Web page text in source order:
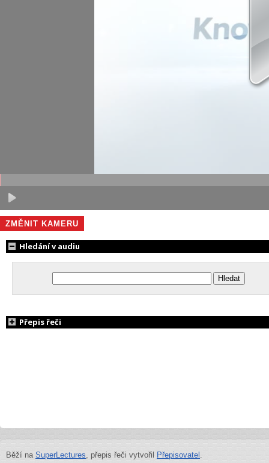
ZMĚNIT KAMERU
Hledání v audiu
Přepis řeči
Běží na SuperLectures, přepis řeči vytvořil Přepisovatel .